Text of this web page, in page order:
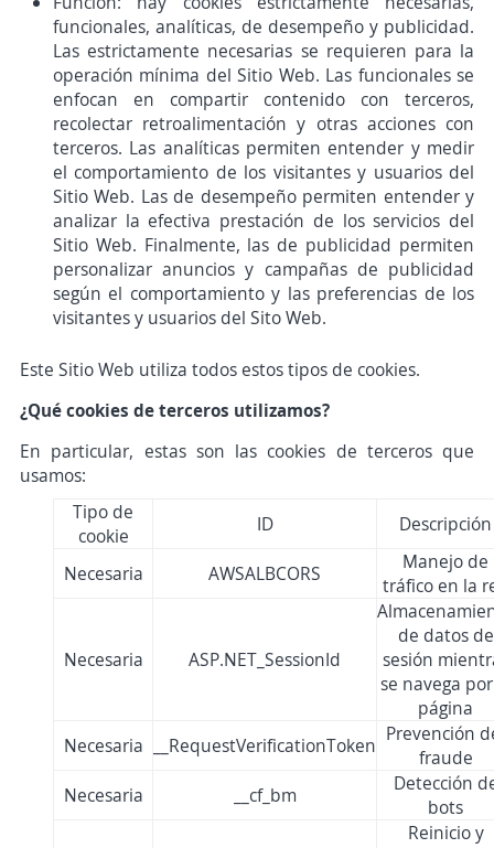
funcionales, analíticas, de desempeño y publicidad.
Las estrictamente necesarias se requieren para la
operación mínima del Sitio Web. Las funcionales se
enfocan en compartir contenido con terceros,
recolectar retroalimentación y otras acciones con
terceros. Las analíticas permiten entender y medir
el comportamiento de los visitantes y usuarios del
Sitio Web. Las de desempeño permiten entender y
analizar la efectiva prestación de los servicios del
Sitio Web. Finalmente, las de publicidad permiten
personalizar anuncios y campañas de publicidad
según el comportamiento y las preferencias de los
visitantes y usuarios del Sito Web.
Este Sitio Web utiliza todos estos tipos de cookies.
¿Qué cookies de terceros utilizamos?
En particular, estas son las cookies de terceros que
usamos:
Tipo de
cookie
ID Descripción
Necesaria AWSALBCORS
Manejo de
tráfico en la
Necesaria ASP.NET_SessionId
de datos de
sesión
se navega
página
Necesaria
__RequestVerificationToken Prevención
fraude
Necesaria
__cf_bm
Detección
bots
Reinicio y